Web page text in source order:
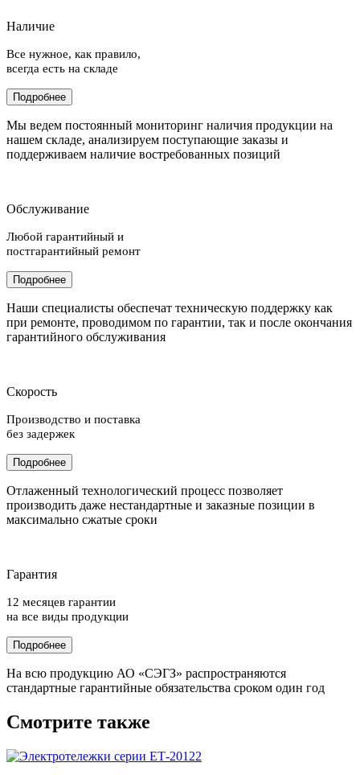
Наличие
Все нужное, как правило,
всегда есть на складе
Подробнее
Мы ведем постоянный мониторинг наличия продукции на
нашем складе, анализируем поступающие заказы и
поддерживаем наличие востребованных позиций
Обслуживание
Любой гарантийный и
постгарантийный ремонт
Подробнее
Наши специалисты обеспечат техническую поддержку как
при ремонте, проводимом по гарантии, так и после окончания
гарантийного обслуживания
Скорость
Производство и поставка
без задержек
Подробнее
Отлаженный технологический процесс позволяет
производить даже нестандартные и заказные позиции в
максимально сжатые сроки
Гарантия
12 месяцев гарантии
на все виды продукции
Подробнее
На всю продукцию АО «СЭГЗ» распространяются
стандартные гарантийные обязательства сроком один год
Смотрите также